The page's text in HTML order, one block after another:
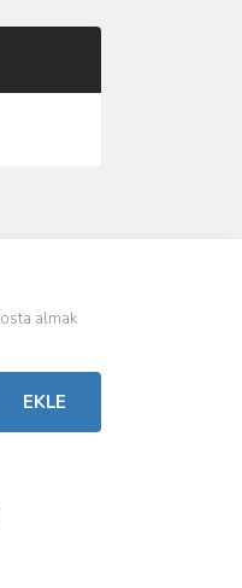
almak
EKLE